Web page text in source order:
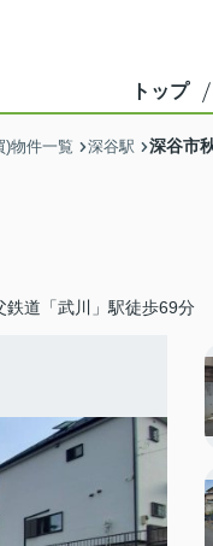
トップ
)物件一覧 深谷駅 深谷市
鉄道「武川」駅徒歩69分